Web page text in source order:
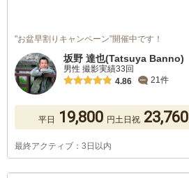
"お盆早割りキャンペーン”開催中です！
坂野 達也(Tatsuya Banno)
男性 撮影実績33回
4.86
21件
平日 19,800 円土日祝 23,760
最終アクティブ：3日以内